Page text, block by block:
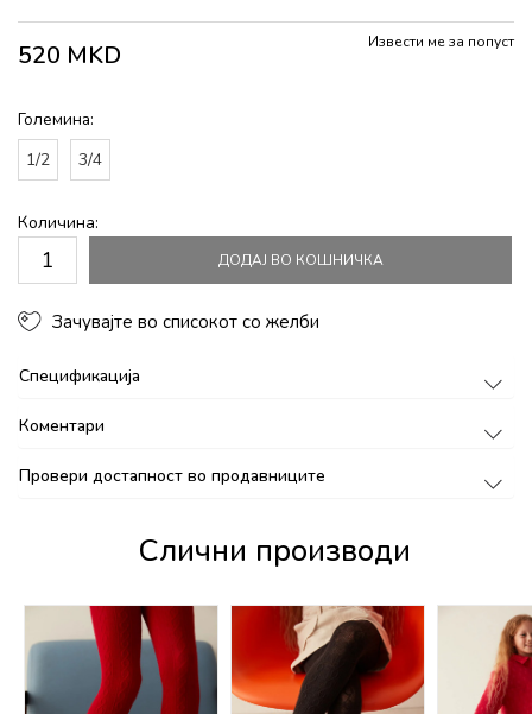
520 MKD Извести ме за попуст
Големина:
1/2
3/4
Количина:
ДОДАЈ ВО КОШНИЧКА
Зачувајте во списокот со желби
Спецификација
Коментари
Провери достапност во продавниците
Слични производи